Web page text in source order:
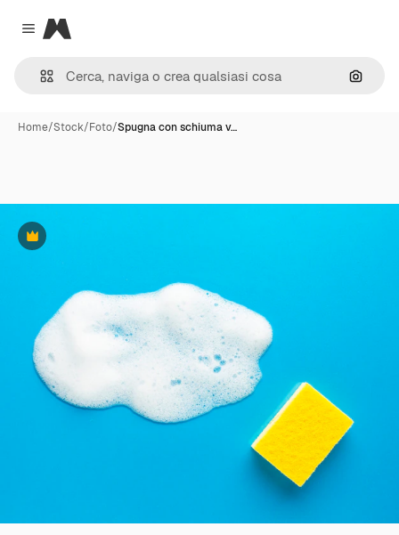
Close menu
Magnific
Cerca
Home/Stock/Foto/Spugna con schiuma v…
Premium